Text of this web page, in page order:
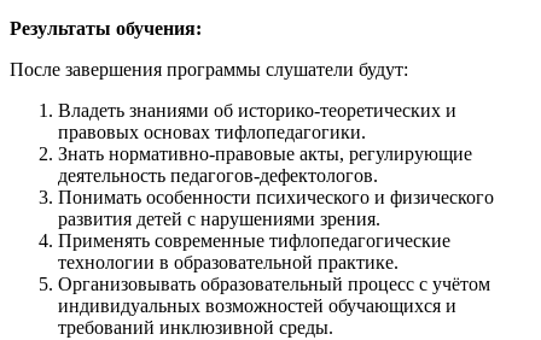
Результаты обучения:
После завершения программы слушатели будут:
Владеть знаниями об историко-теоретических и
правовых основах тифлопедагогики.
Знать нормативно-правовые акты, регулирующие
деятельность педагогов-дефектологов.
Понимать особенности психического и физического
развития детей с нарушениями зрения.
Применять современные тифлопедагогические
технологии в образовательной практике.
Организовывать образовательный процесс с учётом
индивидуальных возможностей обучающихся и
требований инклюзивной среды.